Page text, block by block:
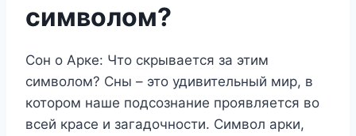
символом?
Сон о Арке: Что скрывается за этим
символом? Сны – это удивительный мир, в
котором наше подсознание проявляется во
всей красе и загадочности. Символ арки,